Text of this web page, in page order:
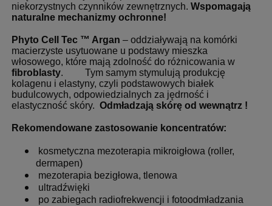
niekorzystnych czynników zewnętrznych. Wspomagają
naturalne mechanizmy ochronne!
Phyto Cell Tec ™ Argan – oddziaływają na komórki
macierzyste usytuowane u podstawy mieszka
włosowego, które mają zdolność do różnicowania w
fibroblasty. Tym samym stymulują produkcję
kolagenu i elastyny, czyli podstawowych białek
budulcowych, odpowiedzialnych za jędrność i
elastyczność skóry. Odmładzają skórę od wewnątrz !
Rekomendowane zastosowanie koncentratów:
kosmetyczna mezoterapia mikroigłowa (roller,
dermapen)
mezoterapia bezigłowa, tlenowa
ultradźwięki
po zabiegach radiofrekwencji i fotoodmładzania